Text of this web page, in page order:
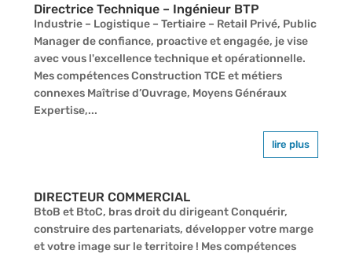
Directrice Technique – Ingénieur BTP
Industrie – Logistique – Tertiaire – Retail Privé, Public
Manager de confiance, proactive et engagée, je vise
avec vous l'excellence technique et opérationnelle.
Mes compétences Construction TCE et métiers
connexes Maîtrise d’Ouvrage, Moyens Généraux
Expertise,...
lire plus
DIRECTEUR COMMERCIAL
BtoB et BtoC, bras droit du dirigeant Conquérir,
construire des partenariats, développer votre marge
et votre image sur le territoire ! Mes compétences